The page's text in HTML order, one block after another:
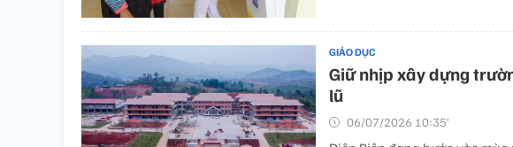
GIÁO DỤC
Giữ nhịp xây dựng
lũ
06/07/2026 10:35’